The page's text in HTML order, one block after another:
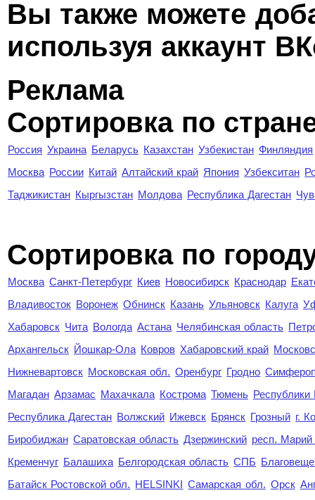
Вы также можете
используя аккаунт
Реклама
Сортировка по
Россия Украина Беларусь Казахстан Узбекистан Финляндия
Москва России Китай Алтайский край Япония Узбекситан
Таджикистан Кыргызстан Молдова Республика Дагестан
Cортировка по
Москва Санкт-Петербург Киев Новосибирск Краснодар
Владивосток Воронеж Обнинск Казань Ульяновск Калуга
Хабаровск Чита Вологда Астана Челябинская область
Архангельск Йошкар-Ола Ковров Хабаровский край
Нижневартовск Московская обл. Оренбург Гродно
Магадан Арзамас Махачкала Кострома Тюмень Республики
Республика Дагестан Волжский Ижевск Брянск Грозный г.
Биробиджан Саратовская область Дзержинский респ.
Кременчуг Балашиха Белгородская область СПБ
Батайск Ростовской обл. HELSINKI Самарская обл. Орск